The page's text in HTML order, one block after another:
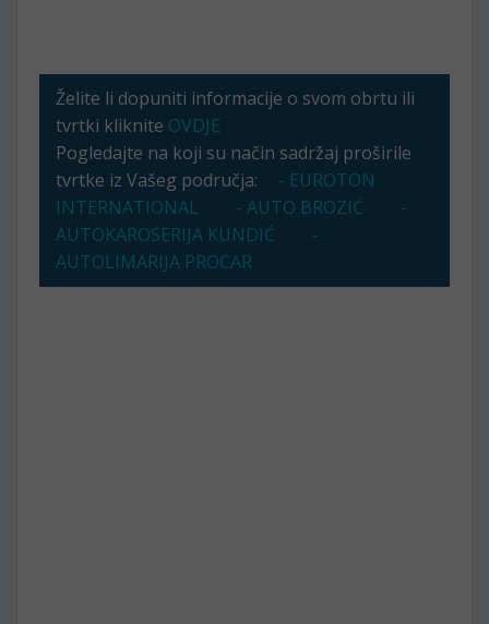
Želite li dopuniti informacije o svom obrtu ili
tvrtki kliknite OVDJE
Pogledajte na koji su način sadržaj proširile
tvrtke iz Vašeg područja:
- EUROTON
INTERNATIONAL
- AUTO BROZIĆ
-
AUTOKAROSERIJA KUNDIĆ
-
AUTOLIMARIJA PROCAR